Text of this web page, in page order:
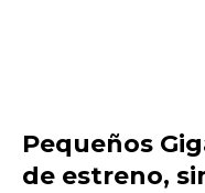
Pequeños
de estreno,